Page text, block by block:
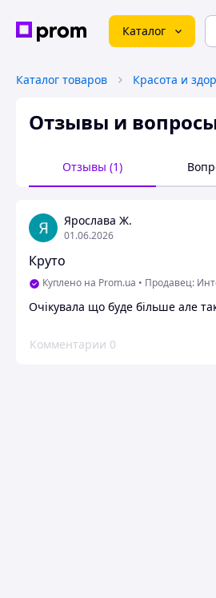
Каталог
Каталог товаров Красота и
Отзывы и
Отзывы (1)
Ярослава Ж.
01.06.2026
Круто
Куплено на Prom.ua • Продавец:
Очікувала що буде більше але
Комментарии 0